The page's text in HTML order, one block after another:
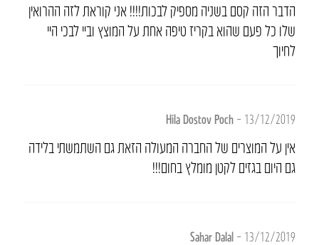
הדבר הזה קסם בשניה מספיק לבכות!!!! אני קוראת לזה ההרואין
שלו כל פעם שהוא בקריז טיפה אחת על המוצץ וביי לבכי היי
לחיוך
Hila Dostov Poch – 13/12/2019
אין על המוצרים של החברה המעולה הזאת גם השתמשתי בלידה
גם היום בגזים לקטן מומלץ בחום!!!
Sahar Dalal – 13/12/2019